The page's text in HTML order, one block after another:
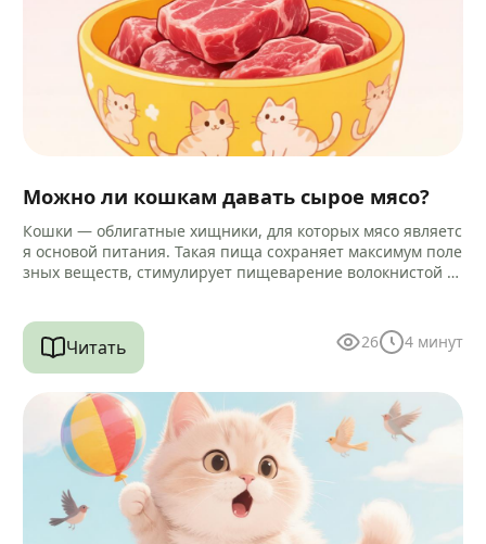
Можно ли кошкам давать сырое мясо?
Кошки — облигатные хищники, для которых мясо являетс
я основой питания. Такая пища сохраняет максимум поле
зных веществ, стимулирует пищеварение волокнистой ст
Читать 26 4 минут